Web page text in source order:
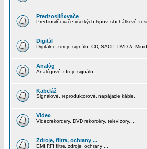
Predzosilňovače
Predzosilňovače všetkých typov, sluchátkové
Digitál
Digitálne zdroje signálu. CD, SACD, DVD-A,
Analóg
Analógové zdroje signálu.
Kabeláž
Signálové, reproduktorové, napájacie káble.
Video
Videorekordéry, DVD rekordéry, televízory, ...
Zdroje, filtre, ochrany ...
EMI,RFI filtre, zdroje, ochrany ...